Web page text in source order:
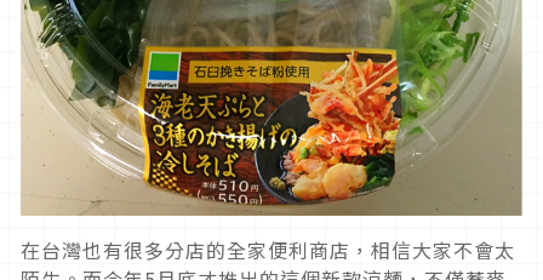
在台灣也有很多分店的全家便利商店，相信大家不會太